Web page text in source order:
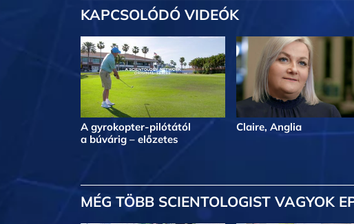
KAPCSOLÓDÓ VIDEÓK
A gyrokopter-pilótától
a búvárig – előzetes
Claire, Anglia
MÉG TÖBB SCIENTOLOGIST VAGYOK